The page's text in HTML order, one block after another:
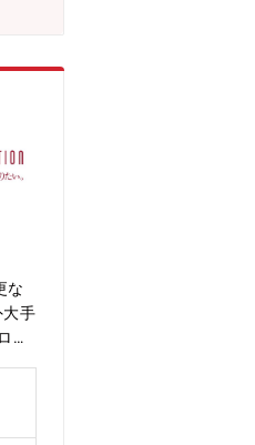
な
大手
ジ
for
ル